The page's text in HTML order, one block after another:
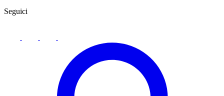
Seguici